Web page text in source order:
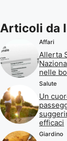
Articoli da
Affari
Allerta
nelle
Salute
Un
efficaci
Giardino